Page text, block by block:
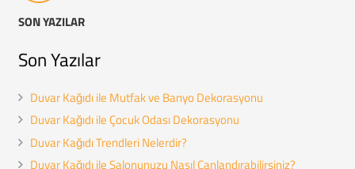
SON YAZILAR
Son Yazılar
Duvar Kağıdı ile Mutfak ve Banyo Dekorasyonu
Duvar Kağıdı ile Çocuk Odası Dekorasyonu
Duvar Kağıdı Trendleri Nelerdir?
Duvar Kağıdı ile Salonunuzu Nasıl Canlandırabilirsiniz?